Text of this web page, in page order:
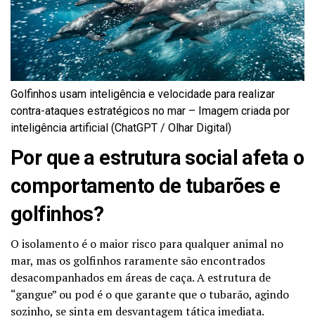
Golfinhos usam inteligência e velocidade para realizar
contra-ataques estratégicos no mar – Imagem criada por
inteligência artificial (ChatGPT / Olhar Digital)
Por que a estrutura social afeta o
comportamento de tubarões e
golfinhos?
O isolamento é o maior risco para qualquer animal no
mar, mas os golfinhos raramente são encontrados
desacompanhados em áreas de caça. A estrutura de
“gangue” ou pod é o que garante que o tubarão, agindo
sozinho, se sinta em desvantagem tática imediata.